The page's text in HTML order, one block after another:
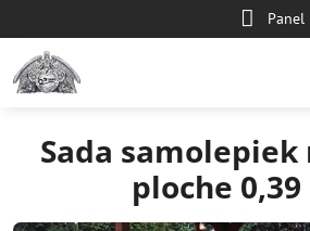
Sada samolepiek
ploche